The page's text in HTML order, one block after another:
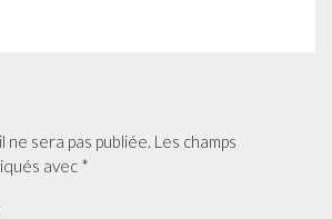
sera pas publiée. Les champs
avec *